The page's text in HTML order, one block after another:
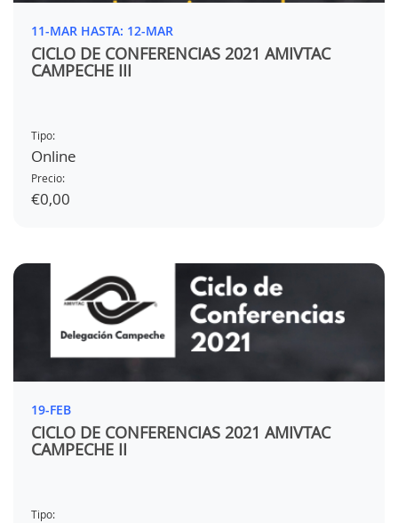
11-MAR HASTA: 12-MAR
CICLO DE CONFERENCIAS 2021 AMIVTAC
CAMPECHE III
Tipo:
Online
Precio:
€0,00
19-FEB
CICLO DE CONFERENCIAS 2021 AMIVTAC
CAMPECHE II
Tipo: